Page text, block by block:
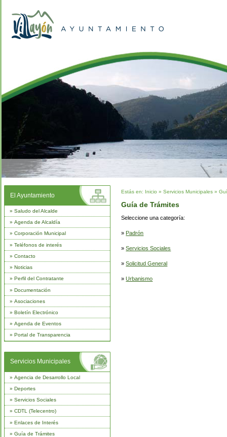
El Ayuntamiento
» Saludo del Alcalde
» Agenda de Alcaldía
» Corporación Municipal
» Teléfonos de interés
» Contacto
» Noticias
» Perfil del Contratante
» Documentación
» Asociaciones
» Boletín Electrónico
» Agenda de Eventos
» Portal de Transparencia
Servicios Municipales
» Agencia de Desarrollo Local
» Deportes
» Servicios Sociales
» CDTL (Telecentro)
» Enlaces de Interés
» Guía de Trámites
Estás en: Inicio »Servicios Municipales »
Guía de Trámites
Seleccione una categoría:
» Padrón
»Servicios Sociales
»Solicitud General
»Urbanismo